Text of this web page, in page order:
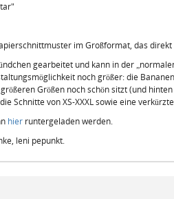
im Großformat, das
gearbeitet und kann in der
noch größer: die
Größen noch schön sitzt (und
Schnitte von XS-XXXL sowie eine
hier runtergeladen werden.
leni pepunkt.